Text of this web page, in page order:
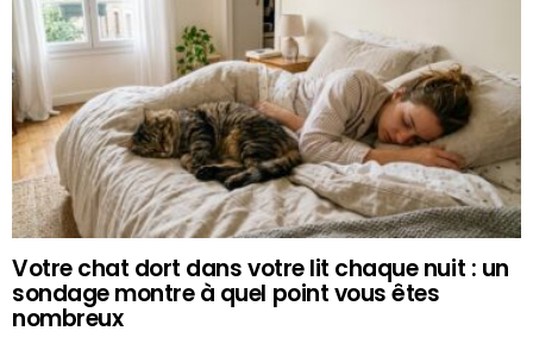
Votre chat dort dans votre lit chaque nuit : un
sondage montre à quel point vous êtes
nombreux